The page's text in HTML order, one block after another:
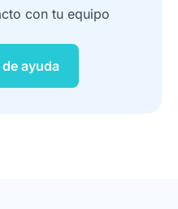
con tu equipo
ayuda